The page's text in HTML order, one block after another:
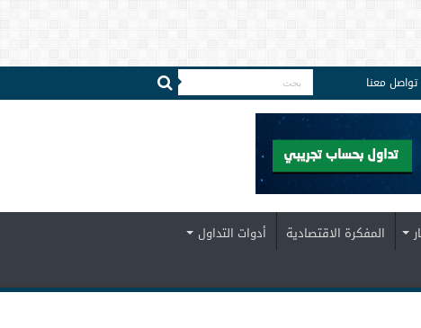
تواصل معنا
المفكرة الاقتصادية
أدوات التداول